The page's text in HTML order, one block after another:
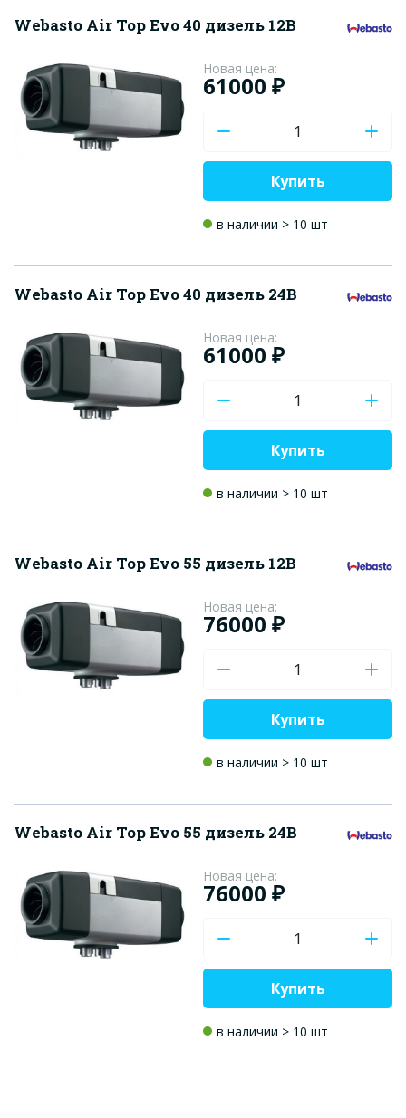
Webasto Air Top Evo 40 дизель 12В
Новая цена:
61000 ₽
Купить
в наличии > 10 шт
Webasto Air Top Evo 40 дизель 24В
Новая цена:
61000 ₽
Купить
в наличии > 10 шт
Webasto Air Top Evo 55 дизель 12В
Новая цена:
76000 ₽
Купить
в наличии > 10 шт
Webasto Air Top Evo 55 дизель 24В
Новая цена:
76000 ₽
Купить
в наличии > 10 шт